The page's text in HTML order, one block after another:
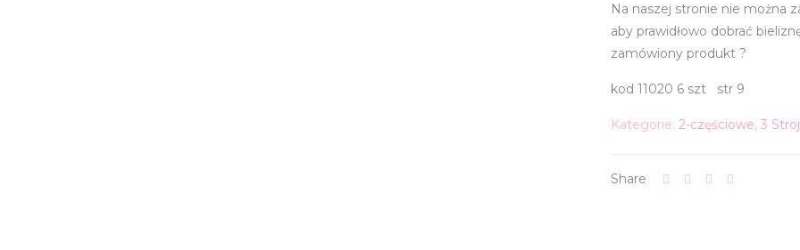
Na naszej stronie nie można
aby prawidłowo dobrać
zamówiony produkt ?
kod 11020 6 szt str 9
Kategorie: 2-częściowe, 3
Share